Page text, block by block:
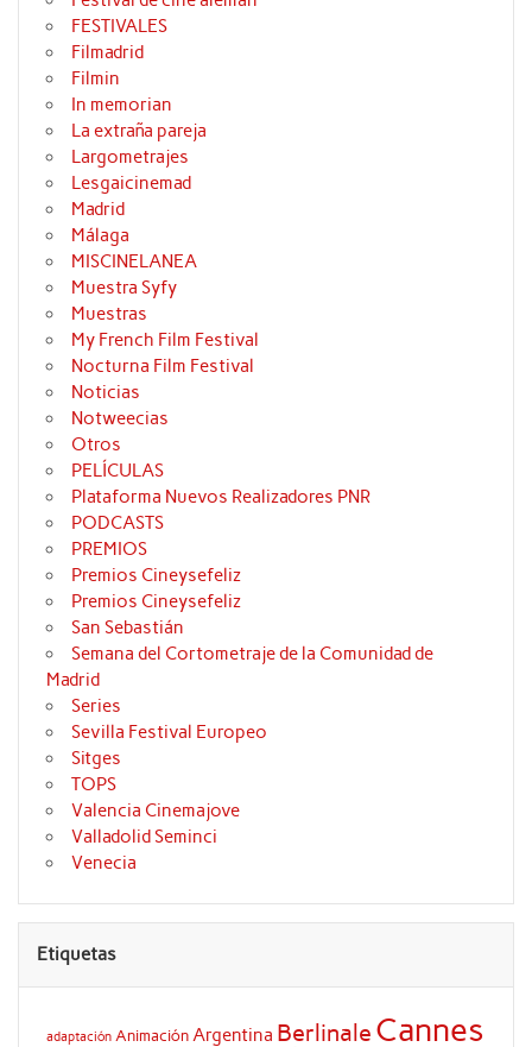
FESTIVALES
Filmadrid
Filmin
In memorian
La extraña pareja
Largometrajes
Lesgaicinemad
Madrid
Málaga
MISCINELANEA
Muestra Syfy
Muestras
My French Film Festival
Nocturna Film Festival
Noticias
Notweecias
Otros
PELÍCULAS
Plataforma Nuevos Realizadores PNR
PODCASTS
PREMIOS
Premios Cineysefeliz
Premios Cineysefeliz
San Sebastián
Semana del Cortometraje de la Comunidad de
Madrid
Series
Sevilla Festival Europeo
Sitges
TOPS
Valencia Cinemajove
Valladolid Seminci
Venecia
Etiquetas
adaptación AnimaciónArgentina Berlinale Cannes